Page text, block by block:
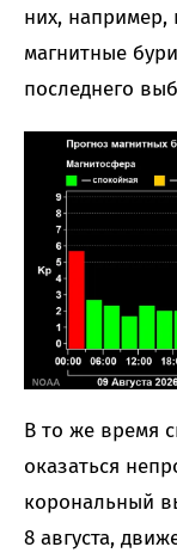
них,
магнитные
последнего
В то же время
оказаться
корональный
8 августа,